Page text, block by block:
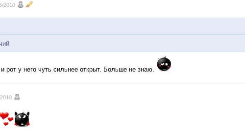
2010
рот у него чуть сильнее открыт. Больше не знаю.